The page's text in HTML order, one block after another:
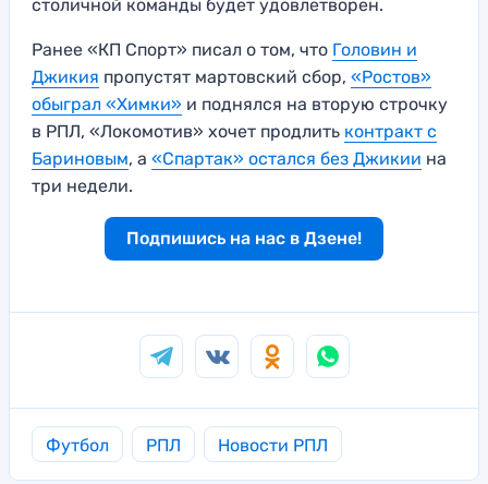
столичной команды будет удовлетворен.
Ранее «КП Спорт» писал о том, что Головин и
Джикия пропустят мартовский сбор, «Ростов»
обыграл «Химки» и поднялся на вторую строчку
в РПЛ, «Локомотив» хочет продлить контракт с
Бариновым, а «Спартак» остался без Джикии на
три недели.
Подпишись на нас в Дзене!
Футбол РПЛ Новости РПЛ